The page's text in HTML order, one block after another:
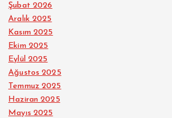
Şubat 2026
Aralık 2025
Kasım 2025
Ekim 2025
Eylül 2025
Ağustos 2025
Temmuz 2025
Haziran 2025
Mayıs 2025